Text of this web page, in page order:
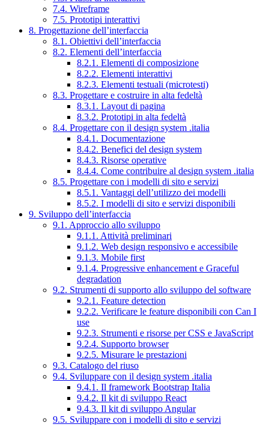
7.4. Wireframe
7.5. Prototipi interattivi
8. Progettazione dell’interfaccia
8.1. Obiettivi dell’interfaccia
8.2. Elementi dell’interfaccia
8.2.1. Elementi di composizione
8.2.2. Elementi interattivi
8.2.3. Elementi testuali (microtesti)
8.3. Progettare e costruire in alta fedeltà
8.3.1. Layout di pagina
8.3.2. Prototipi in alta fedeltà
8.4. Progettare con il design system .italia
8.4.1. Documentazione
8.4.2. Benefici del design system
8.4.3. Risorse operative
8.4.4. Come contribuire al design system .italia
8.5. Progettare con i modelli di sito e servizi
8.5.1. Vantaggi dell’utilizzo dei modelli
8.5.2. I modelli di sito e servizi disponibili
9. Sviluppo dell’interfaccia
9.1. Approccio allo sviluppo
9.1.1. Attività preliminari
9.1.2. Web design responsivo e accessibile
9.1.3. Mobile first
9.1.4. Progressive enhancement e Graceful
degradation
9.2. Strumenti di supporto allo sviluppo del software
9.2.1. Feature detection
9.2.2. Verificare le feature disponibili con Can I
use
9.2.3. Strumenti e risorse per CSS e JavaScript
9.2.4. Supporto browser
9.2.5. Misurare le prestazioni
9.3. Catalogo del riuso
9.4. Sviluppare con il design system .italia
9.4.1. Il framework Bootstrap Italia
9.4.2. Il kit di sviluppo React
9.4.3. Il kit di sviluppo Angular
9.5. Sviluppare con i modelli di sito e servizi